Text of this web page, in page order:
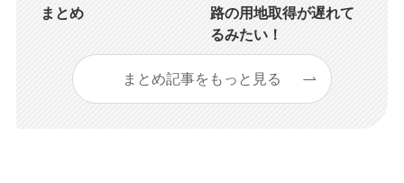
まとめ
路の用地取得が遅れて
るみたい！
まとめ記事をもっと見る